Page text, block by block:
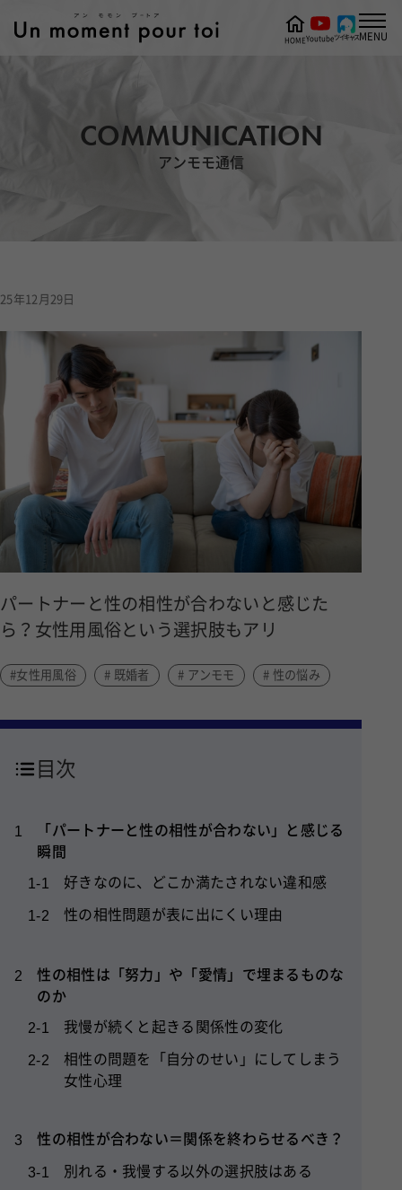
COMMUNICATION
アンモモ通信
HOMEYoutubeツイキャスMENU
25年12月29日
パートナーと性の相性が合わないと感じた
ら？女性用風俗という選択肢もアリ
#女性用風俗 # 既婚者 # アンモモ # 性の悩み
目次
1
「パートナーと性の相性が合わない」と感じる
瞬間
1-1 好きなのに、どこか満たされない違和感
1-2 性の相性問題が表に出にくい理由
2
性の相性は「努力」や「愛情」で埋まるものな
のか
2-1 我慢が続くと起きる関係性の変化
2-2
相性の問題を「自分のせい」にしてしまう
女性心理
3 性の相性が合わない＝関係を終わらせるべき？
3-1 別れる・我慢する以外の選択肢はある